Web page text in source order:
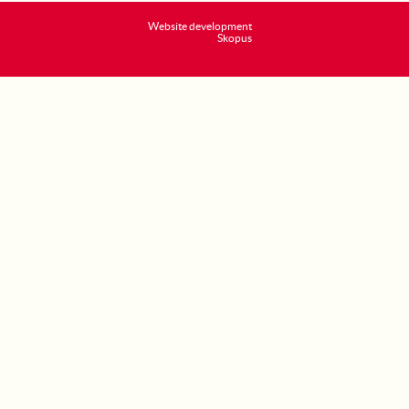
Website development
Skopus